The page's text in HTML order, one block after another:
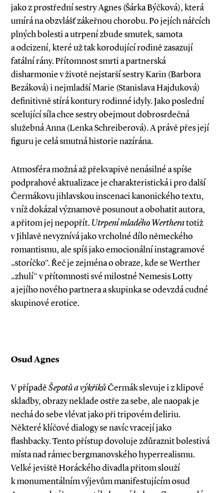
jako z prostřední sestry Agnes (Šárka Býčková), která
umírá na obzvlášť zákeřnou chorobu. Po jejích nářcích
plných bolesti a utrpení zbude smutek, samota
a odcizení, které už tak korodující rodině zasazují
fatální rány. Přítomnost smrti a partnerská
disharmonie v životě nejstarší sestry Karin (Barbora
Bezáková) i nejmladší Marie (Stanislava Hajduková)
definitivně stírá kontury rodinné idyly. Jako poslední
scelující síla chce sestry obejmout dobrosrdečná
služebná Anna (Lenka Schreiberová). A právě přes její
figuru je celá smutná historie nazírána.
Atmosféra možná až překvapivě nenásilné a spíše
podprahové aktualizace je charakteristická i pro další
Čermákovu jihlavskou inscenaci kanonického textu,
v níž dokázal významově posunout a obohatit autora,
a přitom jej nepopřít.Utrpení mladého Wertheratotiž
v Jihlavě nevyznívá jako vrcholné dílo německého
romantismu, ale spíš jako emocionální instagramové
„storíčko“. Řeč je zejména o obraze, kde se Werther
„zhulí“ v přítomnosti své milostné Nemesis Lotty
a jejího nového partnera a skupinka se odevzdá cudné
skupinové erotice.
Osud Agnes
V případěŠepotů a výkřikůČermák slevuje i z klipové
skladby, obrazy neklade ostře za sebe, ale naopak je
nechá do sebe vlévat jako při tripovém deliriu.
Některé klíčové dialogy se navíc vracejí jako
flashbacky. Tento přístup dovoluje zdůraznit bolestivá
místa nad rámec bergmanovského hyperrealismu.
Velké jeviště Horáckého divadla přitom slouží
k monumentálním výjevům manifestujícím osud